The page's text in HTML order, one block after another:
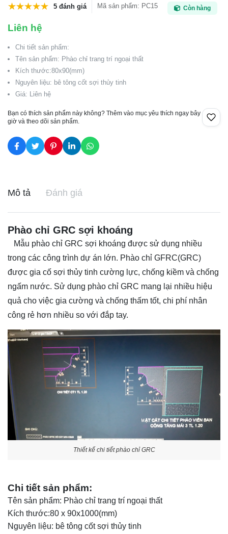
5 đánh giá Mã sản phẩm: PC15 Còn hàng
Liên hệ
Chi tiết sản phẩm:
Tên sản phẩm: Phào chỉ trang trí ngoại thất
Kích thước:80x90(mm)
Nguyên liệu: bê tông cốt sợi thủy tinh
Giá: Liên hệ
Bạn có thích sản phẩm này không? Thêm vào mục yêu thích ngay bây
giờ và theo dõi sản phẩm.
Mô tả Đánh giá
Phào chỉ GRC sợi khoáng
Mẫu phào chỉ GRC sợi khoáng được sử dụng nhiều
trong các công trình dự án lớn. Phào chỉ GFRC(GRC)
được gia cố sợi thủy tinh cường lực, chống kiềm và chống
ngấm nước. Sử dụng phào chỉ GRC mang lại nhiều hiệu
quả cho việc gia cường và chống thấm tốt, chi phí nhân
công rẻ hơn nhiều so với đắp tay.
Thiết kế chi tiết phào chỉ GRC
Chi tiết sản phẩm:
Tên sản phẩm: Phào chỉ trang trí ngoại thất
Kích thước:80 x 90x1000(mm)
Nguyên liệu: bê tông cốt sợi thủy tinh